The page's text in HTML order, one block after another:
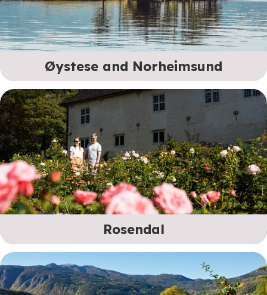
Øystese and Norheimsund
Rosendal